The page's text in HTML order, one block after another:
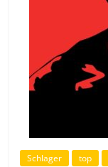
Schlager top